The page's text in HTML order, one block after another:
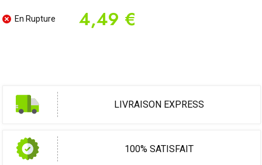
En Rupture 4,49 €
LIVRAISON EXPRESS
100% SATISFAIT